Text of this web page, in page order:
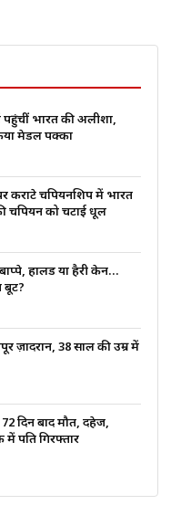
भारत की अलीशा,
मेडल पक्का
कराटे चैंपियनशिप में भारत
चैंपियन को चटाई धूल
हालैंड या हैरी केन…
बूट?
ज़ादरान, 38 साल की उम्र में
दिन बाद मौत, दहेज,
पति गिरफ्तार